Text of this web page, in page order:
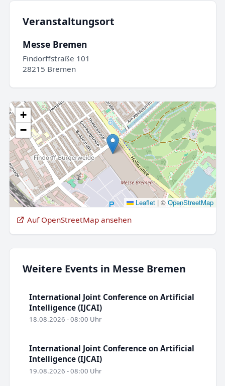
Veranstaltungsort
Messe Bremen
Findorffstraße 101
28215 Bremen
+
−
Leaflet |©OpenStreetMap
Auf OpenStreetMap ansehen
Weitere Events in Messe Bremen
International Joint Conference on Artificial
Intelligence (IJCAI)
18.08.2026 - 08:00 Uhr
International Joint Conference on Artificial
Intelligence (IJCAI)
19.08.2026 - 08:00 Uhr